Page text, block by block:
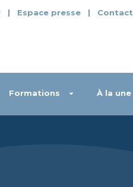
| Espace presse | Contact
Formations À la une